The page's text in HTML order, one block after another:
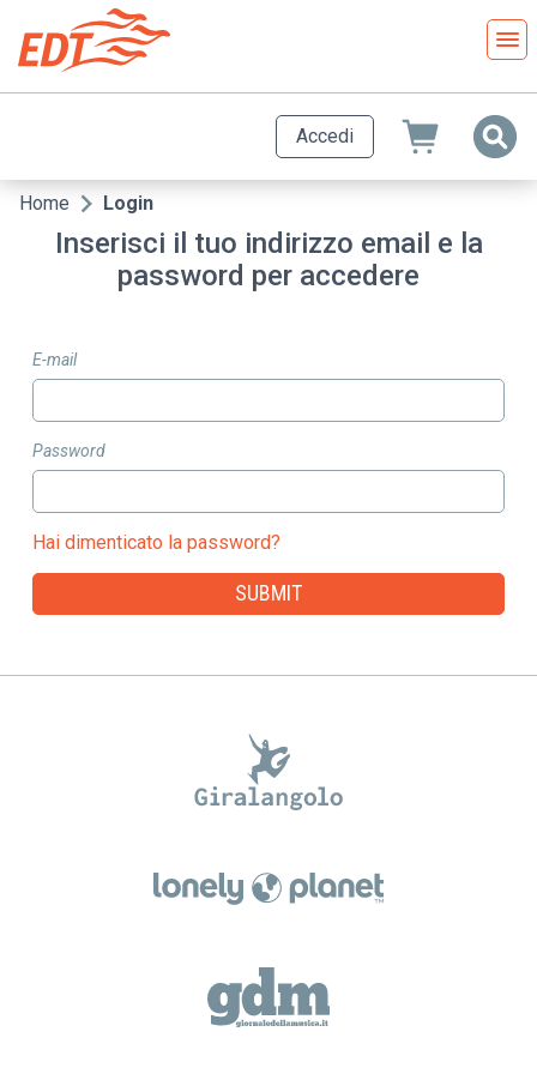
contenuto
principale
Accedi
Briciole
Home Login
Inserisci il tuo indirizzo email e la
password per accedere
E-mail
Password
Hai dimenticato la password?